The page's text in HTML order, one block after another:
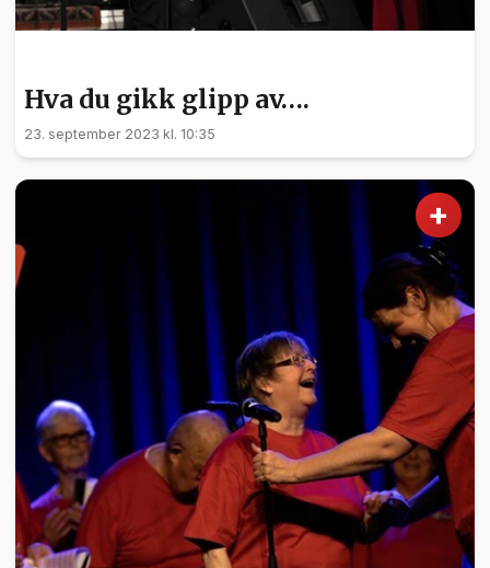
Hva du gikk glipp av….
23. september 2023 kl. 10:35
+